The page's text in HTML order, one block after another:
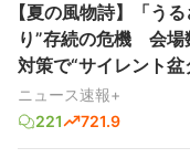
【夏の風物詩】「う
り”存続の危機 会
対策で“サイレント盆
ニュース速報+
221
721.9